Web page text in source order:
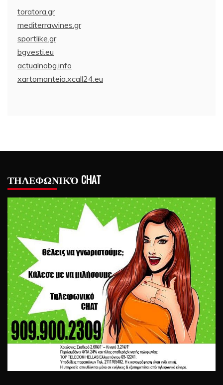
toratora.gr
mediterrawines.gr
sportlike.gr
bgvesti.eu
actualnobg.info
xartomanteia.xcall24.eu
ΤΗΛΕΦΩΝΙΚΌ CHAT